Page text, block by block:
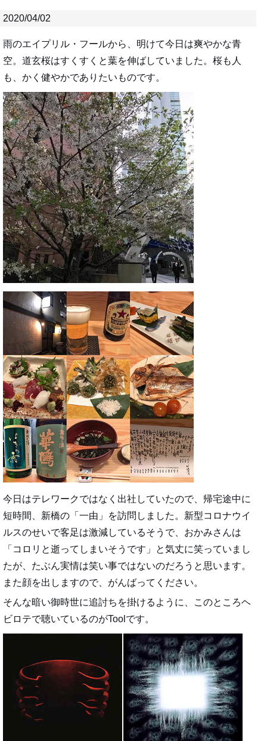
2020/04/02
雨のエイプリル・フールから、明けて今日は爽やかな青
空。道玄桜はすくすくと葉を伸ばしていました。桜も人
も、かく健やかでありたいものです。
今日はテレワークではなく出社していたので、帰宅途中に
短時間、新橋の「一由」を訪問しました。新型コロナウイ
ルスのせいで客足は激減しているそうで、おかみさんは
「コロリと逝ってしまいそうです」と気丈に笑っていまし
たが、たぶん実情は笑い事ではないのだろうと思います。
また顔を出しますので、がんばってください。
そんな暗い御時世に追討ちを掛けるように、このところヘ
ビロテで聴いているのがToolです。